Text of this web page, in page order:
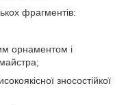
фрагментів:
орнаментом і
зносостійкої